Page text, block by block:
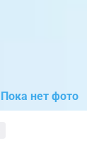
Пока нет фото